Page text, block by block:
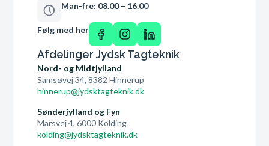
Man-fre: 08.00 – 16.00
Følg med her
Afdelinger Jydsk Tagteknik
Nord- og Midtjylland
Samsøvej 34, 8382 Hinnerup
hinnerup@jydsktagteknik.dk
Sønderjylland og Fyn
Marsvej 4, 6000 Kolding
kolding@jydsktagteknik.dk